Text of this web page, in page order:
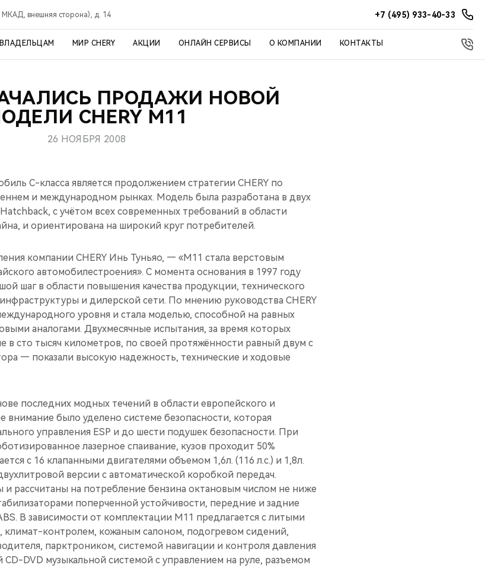
МКАД, внешняя сторона), д. 14 +7 (495) 933-40-33
ВЛАДЕЛЬЦАМ МИР CHERY АКЦИИ ОНЛАЙН СЕРВИСЫ О КОМПАНИИ КОНТАКТЫ
ПРОДАЖИ НОВОЙ
CHERY М11
26 НОЯБРЯ 2008
С-класса является продолжением стратегии CHERY по
и международном рынках. Модель была разработана в двух
с учётом всех современных требований в области
и ориентирована на широкий круг потребителей.
компании CHERY Инь Туньяо, — «М11 стала верстовым
автомобилестроения». С момента основания в 1997 году
шаг в области повышения качества продукции, технического
и дилерской сети. По мнению руководства CHERY
уровня и стала моделью, способной на равных
аналогами. Двухмесячные испытания, за время которых
в сто тысяч километров, по своей протяжённости равный двум с
— показали высокую надежность, технические и ходовые
последних модных течений в области европейского и
внимание было уделено системе безопасности, которая
управления ESP и до шести подушек безопасности. При
лазерное спаивание, кузов проходит 50%
с 16 клапанными двигателями объемом 1,6л. (116 л.с.) и 1,8л.
версии с автоматической коробкой передач.
рассчитаны на потребление бензина октановым числом не ниже
поперченной устойчивости, передние и задние
В зависимости от комплектации М11 предлагается с литыми
климат-контролем, кожаным салоном, подогревом сидений,
парктроником, системой навигации и контроля давления
DVD музыкальной системой с управлением на руле, разъемом